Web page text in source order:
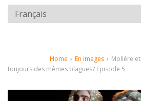
Home › En images › Molière
toujours des mêmes blagues? Episode 5